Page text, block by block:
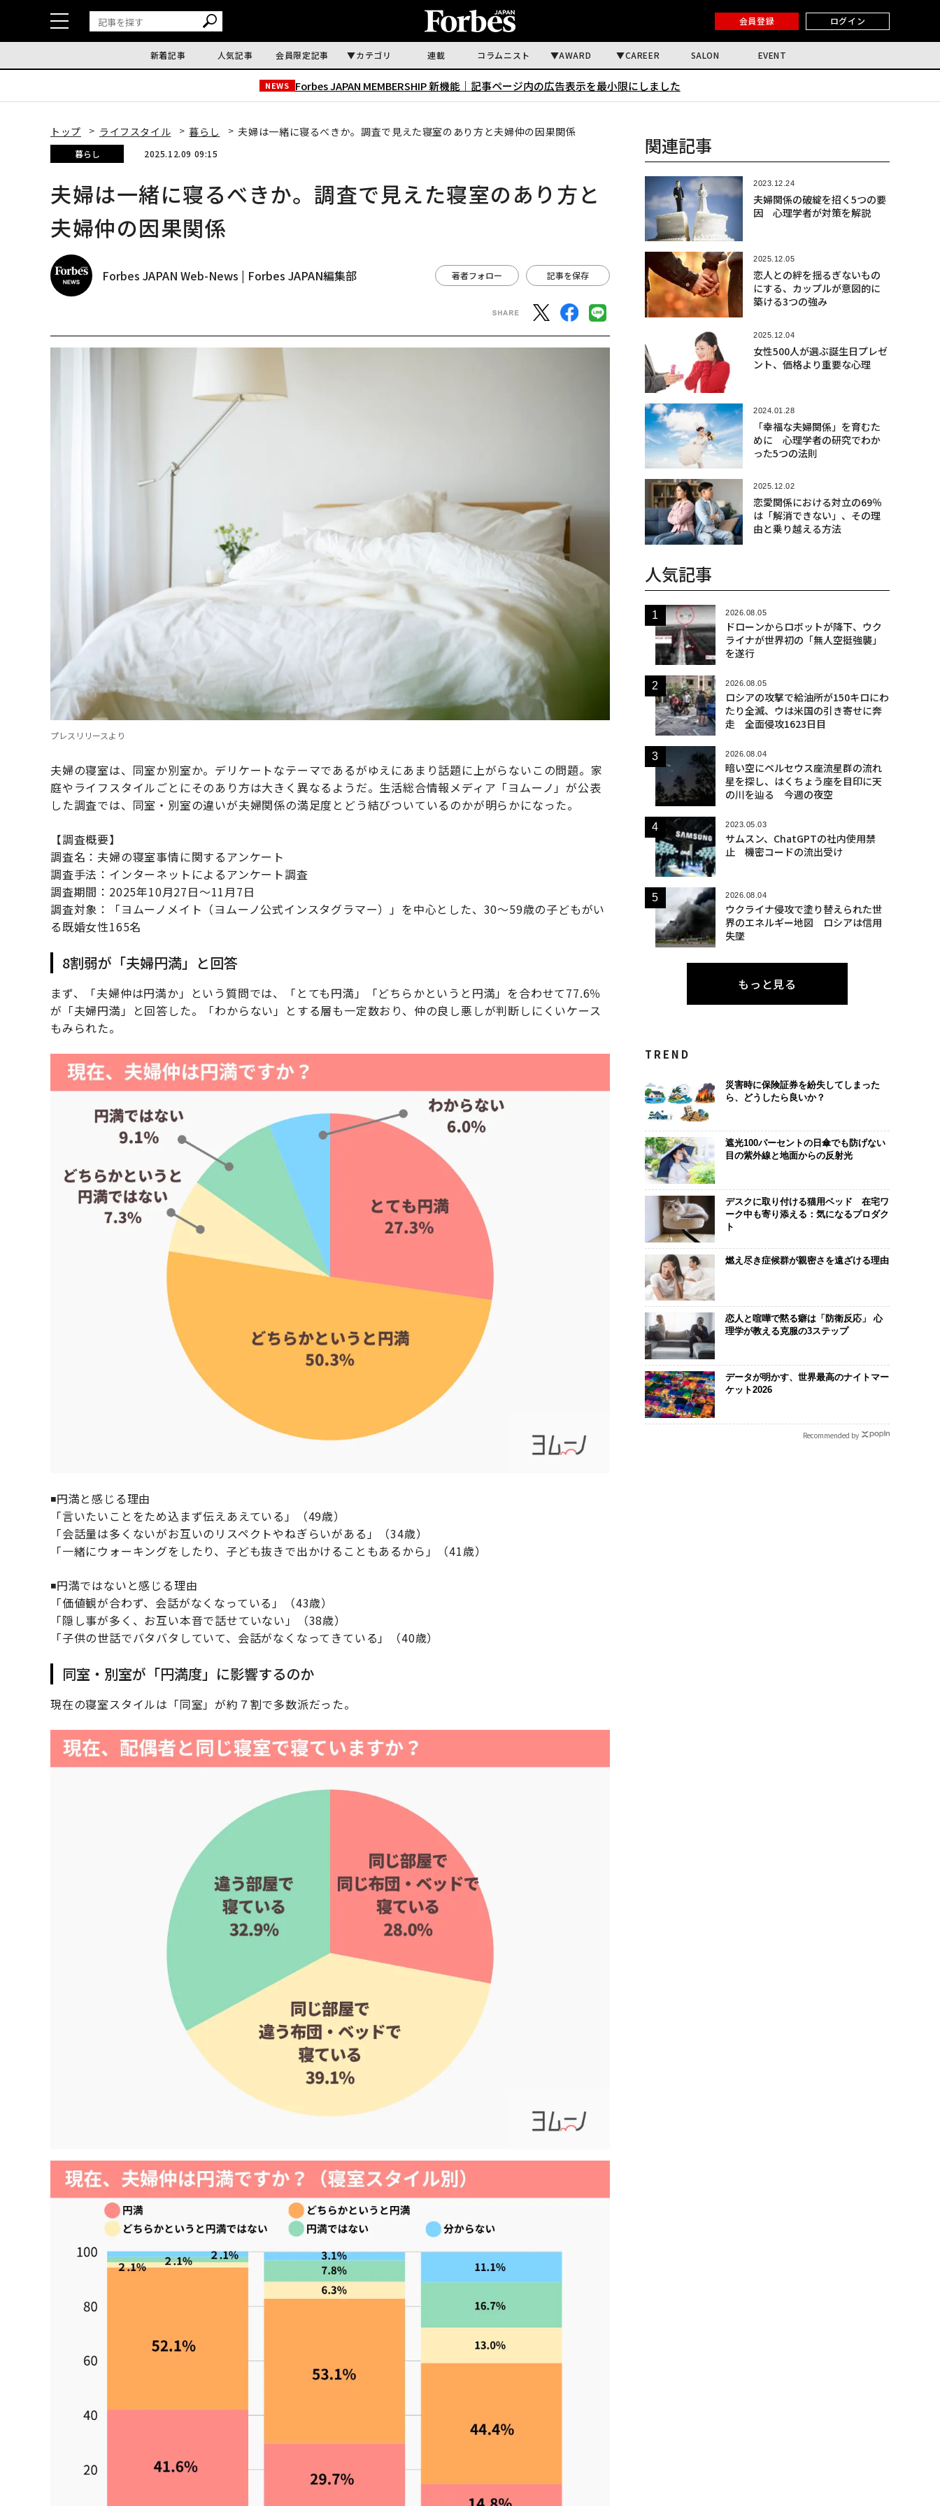
会員登録 ログイン
新着記事 人気記事 会員限定記事 カテゴリ 連載 コラムニスト AWARD CAREER SALON EVENT
NEWS Forbes JAPAN MEMBERSHIP 新機能｜ 記事ページ内の広告表示を最小限にしました
トップ ライフスタイル 暮らし 夫婦は一緒に寝るべきか。調査で見えた寝室のあり方と夫婦仲の因果関係
暮らし 2025.12.09 09:15
夫婦は一緒に寝るべきか。調査で見えた寝室のあり方と
夫婦仲の因果関係
Forbes JAPAN Web-News | Forbes JAPAN編集部 著者フォロー 記事を保存
プレスリリースより
夫婦の寝室は、同室か別室か。デリケートなテーマであるがゆえにあまり話題に上がらないこの問題。家
庭やライフスタイルごとにそのあり方は大きく異なるようだ。生活総合情報メディア「ヨムーノ」が公表
した調査では、同室・別室の違いが夫婦関係の満足度とどう結びついているのかが明らかになった。
【調査概要】
調査名：夫婦の寝室事情に関するアンケート
調査手法：インターネットによるアンケート調査
調査期間：2025年10月27日～11月7日
調査対象：「ヨムーノメイト（ヨムーノ公式インスタグラマー）」を中心とした、30～59歳の子どもがい
る既婚女性165名
8割弱が「夫婦円満」と回答
まず、「夫婦仲は円満か」という質問では、「とても円満」「どちらかというと円満」を合わせて77.6％
が「夫婦円満」と回答した。「わからない」とする層も一定数おり、仲の良し悪しが判断しにくいケース
もみられた。
◾️円満と感じる理由
「言いたいことをため込まず伝えあえている」（49歳）
「会話量は多くないがお互いのリスペクトやねぎらいがある」（34歳）
「一緒にウォーキングをしたり、子ども抜きで出かけることもあるから」（41歳）
◾️円満ではないと感じる理由
「価値観が合わず、会話がなくなっている」（43歳）
「隠し事が多く、お互い本音で話せていない」（38歳）
「子供の世話でバタバタしていて、会話がなくなってきている」（40歳）
同室・別室が「円満度」に影響するのか
現在の寝室スタイルは「同室」が約７割で多数派だった。
関連記事
2023.12.24
夫婦関係の破綻を招く5つの要
因 心理学者が対策を解説
2025.12.05
恋人との絆を揺るぎないもの
にする、カップルが意図的に
築ける3つの強み
2025.12.04
女性500人が選ぶ誕生日プレゼ
ント、価格より重要な心理
2024.01.28
「幸福な夫婦関係」を育むた
めに 心理学者の研究でわか
った5つの法則
2025.12.02
恋愛関係における対立の69％
は「解消できない」、その理
由と乗り越える方法
人気記事
2026.08.05
ドローンからロボットが降下、ウク
ライナが世界初の「無人空挺強襲」
を遂行
2026.08.05
ロシアの攻撃で給油所が150キロにわ
たり全滅、ウは米国の引き寄せに奔
走 全面侵攻1623日目
2026.08.04
暗い空にペルセウス座流星群の流れ
星を探し、はくちょう座を目印に天
の川を辿る 今週の夜空
2023.05.03
サムスン、ChatGPTの社内使用禁
止 機密コードの流出受け
2026.08.04
ウクライナ侵攻で塗り替えられた世
界のエネルギー地図 ロシアは信用
失墜
もっと見る
TREND
災害時に保険証券を紛失してしまった
ら、どうしたら良いか？
遮光100パーセントの日傘でも防げない
目の紫外線と地面からの反射光
デスクに取り付ける猫用ベッド 在宅ワ
ーク中も寄り添える：気になるプロダク
ト
燃え尽き症候群が親密さを遠ざける理由
恋人と喧嘩で黙る癖は「防衛反応」 心
理学が教える克服の3ステップ
データが明かす、世界最高のナイトマー
ケット2026
Recommended by